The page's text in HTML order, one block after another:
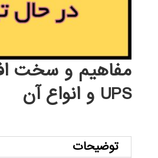
مفاهيم و سخت
UPS و انواع آن
توضیحات